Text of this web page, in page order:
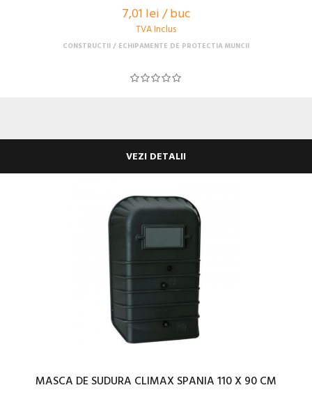
7,01 lei / buc
TVA Inclus
CONSTRUCTII ECHIPAMENTE DE PROTECTIA MUNCII
VEZI DETALII
MASCA DE SUDURA CLIMAX SPANIA 110 X 90 CM